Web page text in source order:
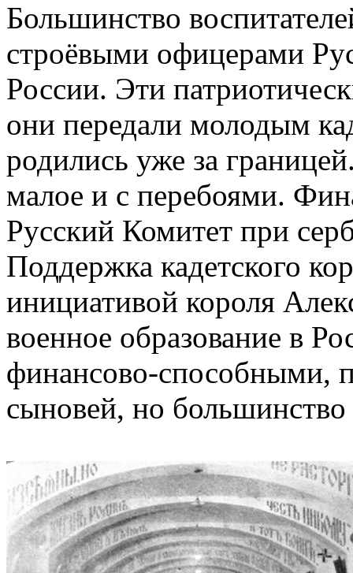
Большинство
строёвыми офицерами
России. Эти
они передали молодым
родились уже за
малое и с перебоями.
Русский Комитет при
Поддержка кадетского
инициативой короля
военное образование в
финансово-способными,
сыновей, но большинство